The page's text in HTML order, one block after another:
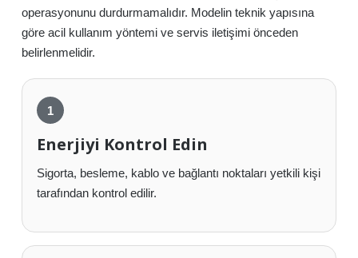
operasyonunu durdurmamalıdır. Modelin teknik yapısına
göre acil kullanım yöntemi ve servis iletişimi önceden
belirlenmelidir.
Enerjiyi Kontrol Edin
Sigorta, besleme, kablo ve bağlantı noktaları yetkili kişi
tarafından kontrol edilir.